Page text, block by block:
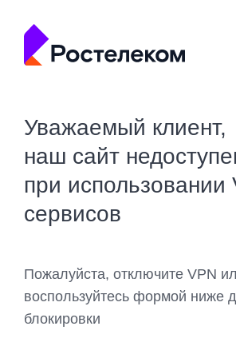
Уважаемый клиент,
наш сайт
при использовании
сервисов
Пожалуйста, отключите VPN
воспользуйтесь формой ниже
блокировки